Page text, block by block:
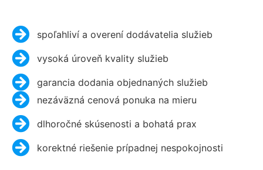
spoľahliví a overení dodávatelia služieb
vysoká úroveň kvality služieb
garancia dodania objednaných služieb
nezáväzná cenová ponuka na mieru
dlhoročné skúsenosti a bohatá prax
korektné riešenie prípadnej nespokojnosti